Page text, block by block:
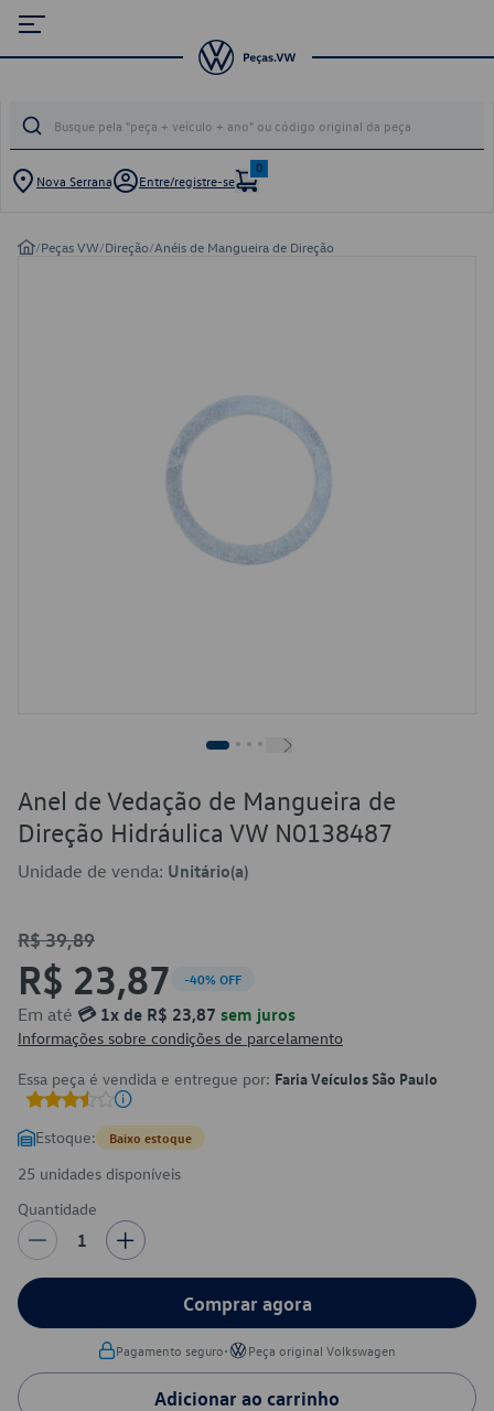
Nova Serrana Entre/registre-se
0
/Peças VW/Direção/Anéis de Mangueira de Direção
Anel de Vedação de Mangueira de
Direção Hidráulica VW N0138487
Unidade de venda: Unitário(a)
R$ 39,89
R$ 23,87 -40% OFF
Em até 💳 1x de R$ 23,87 sem juros
Informações sobre condições de parcelamento
Essa peça é vendida e entregue por: Faria Veículos São Paulo
Estoque: Baixo estoque
25 unidades disponíveis
Quantidade
1
Comprar agora
Pagamento seguro• Peça original Volkswagen
Adicionar ao carrinho